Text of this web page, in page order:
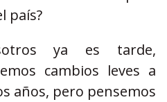
país?
ya es tarde,
cambios leves a
años, pero pensemos